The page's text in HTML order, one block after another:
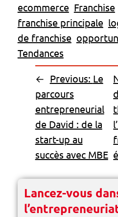
ecommerce Franchise
franchise principale
de franchise
Tendances
← Previous: Le
parcours
entrepreneurial
de David : de la
start-up au
succès avec MBE
Lancez-vous